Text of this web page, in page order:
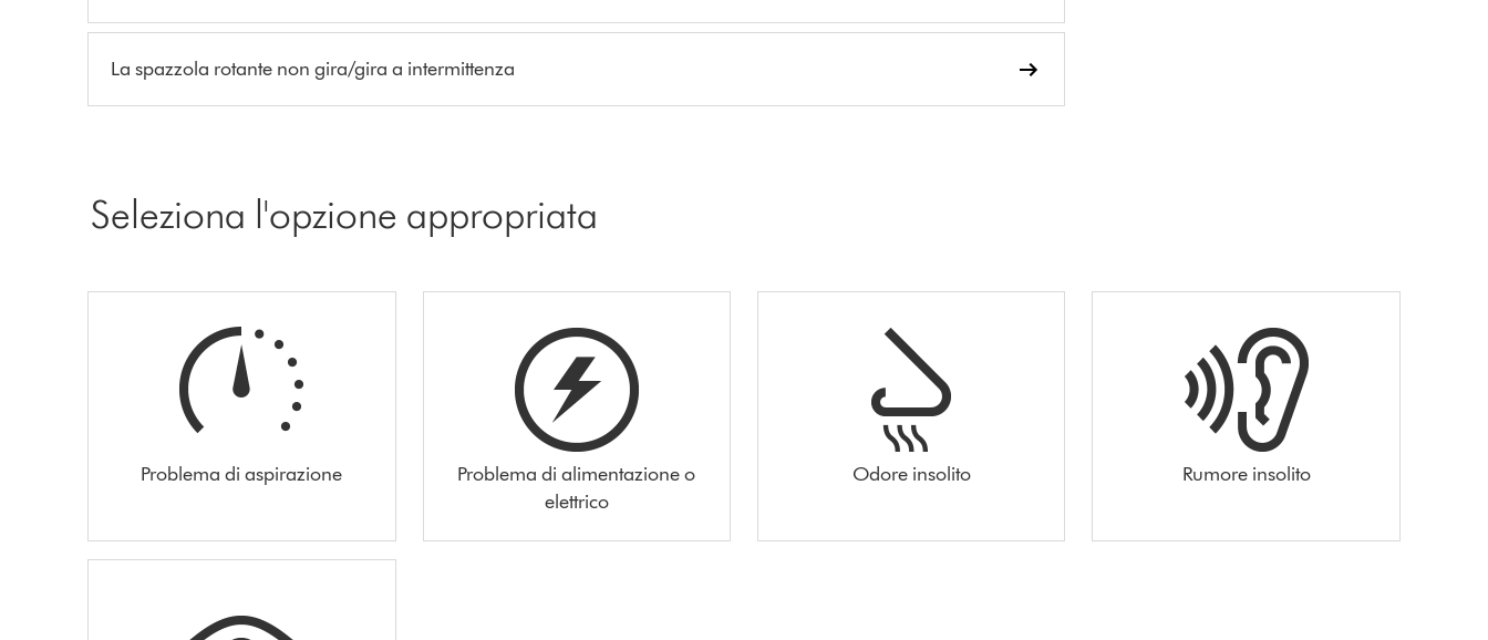
La spazzola rotante non gira/gira a intermittenza
Seleziona l'opzione appropriata
Problema di aspirazione
Problema di alimentazione o
elettrico
Odore insolito Rumore insolito